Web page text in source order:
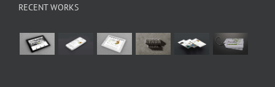
RECENT WORKS